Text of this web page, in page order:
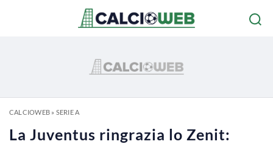
CALCIOWEB» SERIE A
La Juventus ringrazia lo Zenit: